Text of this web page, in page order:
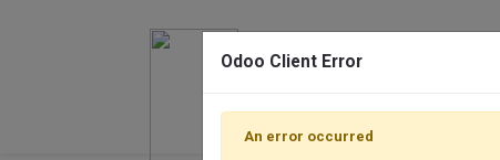
Odoo Client Error
An error occurred